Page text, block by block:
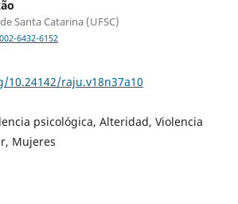
Santa Catarina (UFSC)
6432-6152
raju.v18n37a10
psicológica, Alteridad, Violencia
Mujeres